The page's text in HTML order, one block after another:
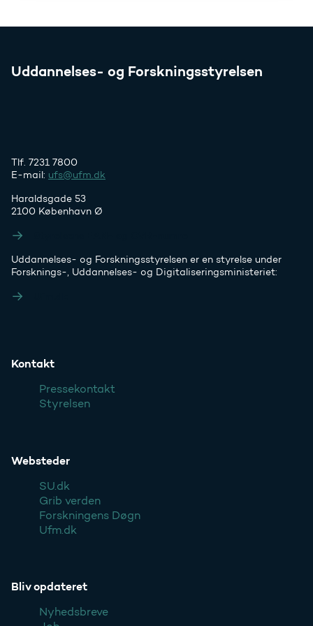
Uddannelses- og Forskningsstyrelsen
Tlf. 7231 7800
E-mail: ufs@ufm.dk
Haraldsgade 53
2100 København Ø
Uddannelses- og Forskningsstyrelsen er en styrelse under
Forsknings-, Uddannelses- og Digitaliseringsministeriet:
Kontakt
Pressekontakt
Styrelsen
Websteder
SU.dk
Grib verden
Forskningens Døgn
Ufm.dk
Bliv opdateret
Nyhedsbreve